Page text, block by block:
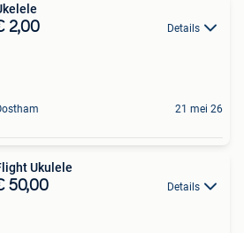
2,00 Details
21 mei 26
Ukulele
50,00 Details